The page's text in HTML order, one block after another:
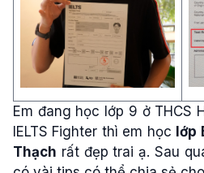
Em đang học lớp 9 ở THCS
IELTS Fighter thì em học lớp
Thạch rất đẹp trai ạ. Sau